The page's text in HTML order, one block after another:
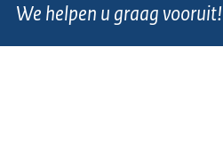
We helpen u graag vooruit!